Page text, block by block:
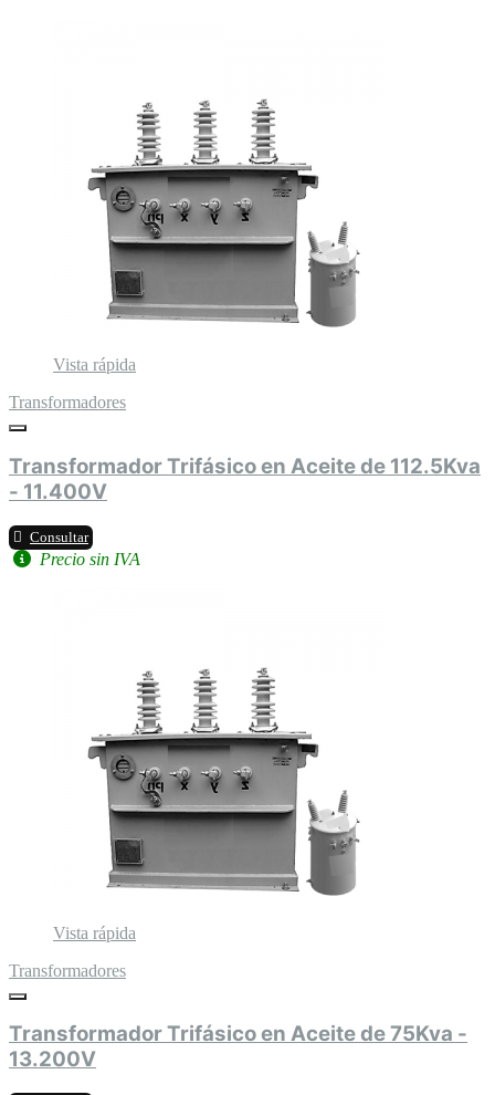
Vista rápida
Transformadores
Transformador Trifásico en Aceite de 112.5Kva
- 11.400V
Consultar
Precio sin IVA
Vista rápida
Transformadores
Transformador Trifásico en Aceite de 75Kva -
13.200V